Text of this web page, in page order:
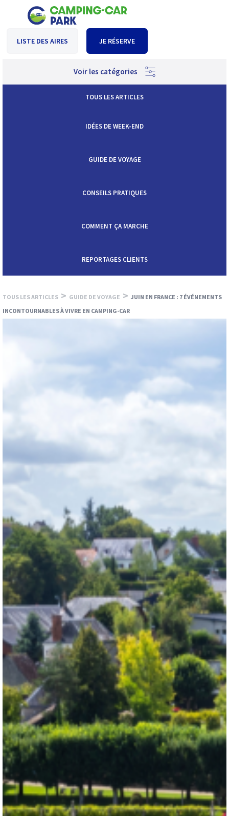
LISTE DES AIRES JE RÉSERVE
Voir les catégories
TOUS LES ARTICLES
IDÉES DE WEEK-END
GUIDE DE VOYAGE
CONSEILS PRATIQUES
COMMENT ÇA MARCHE
REPORTAGES CLIENTS
TOUS LES ARTICLES > GUIDE DE VOYAGE > JUIN EN FRANCE : 7 ÉVÉNEMENTS
INCONTOURNABLES À VIVRE EN CAMPING-CAR